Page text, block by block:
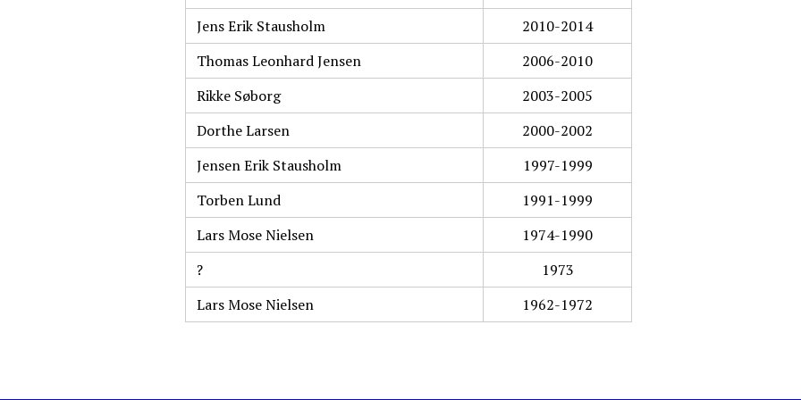
Jens Erik Stausholm
2010-2014
Thomas Leonhard Jensen
2006-2010
Rikke Søborg
2003-2005
Dorthe Larsen
2000-2002
Jensen Erik Stausholm
1997-1999
Torben Lund
1991-1999
Lars Mose Nielsen
1974-1990
?
1973
Lars Mose Nielsen
1962-1972